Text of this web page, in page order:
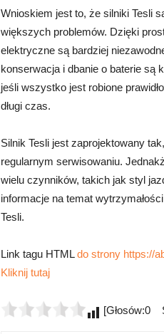
Wnioskiem jest to, że silniki Tesli
większych problemów. Dzięki
elektryczne są bardziej
konserwacja i dbanie o baterie są
jeśli wszystko jest robione
długi czas.
Silnik Tesli jest zaprojektowany
regularnym serwisowaniu.
wielu czynników, takich jak styl
informacje na temat
Tesli.
Link tagu HTMLdo strony https://
Kliknij tutaj
[Głosów:0